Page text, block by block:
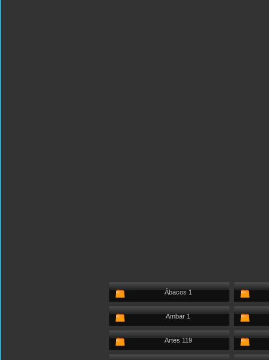
Ábacos 1
Ambar 1
Artes 119